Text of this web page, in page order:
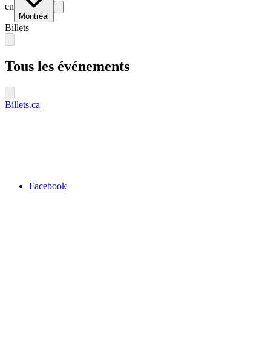
en
Montréal
Billets
Tous les événements
Billets.ca
Facebook